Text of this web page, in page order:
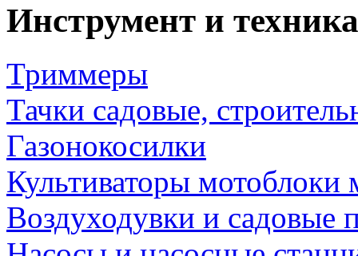
Инструмент и
Триммеры
Тачки садовые,
Газонокосилки
Культиваторы мотоблоки
Воздуходувки и садовые